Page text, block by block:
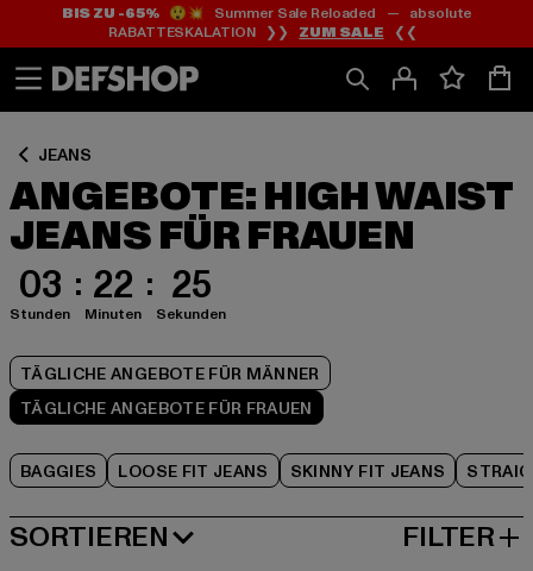
Zum
Inhalt
springen
Zum
Fußzeile
springen
BIS ZU -65%😲💥 Summer Sale Reloaded — absolute
RABATTESKALATION ❯❯ ZUM SALE ❮❮
JEANS
ANGEBOTE: HIGH WAIST
JEANS FÜR FRAUEN
03
Stunden
22
Minuten
24
Sekunden
TÄGLICHE ANGEBOTE FÜR MÄNNER
TÄGLICHE ANGEBOTE FÜR FRAUEN
BAGGIES LOOSE FIT JEANS SKINNY FIT JEANS
Zum
Produktraster
springen
SORTIEREN
BELIEBTESTE FILTER